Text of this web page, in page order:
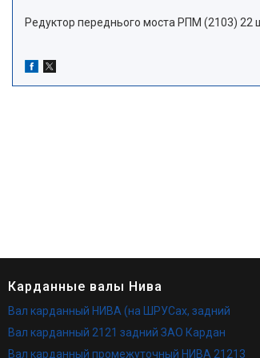
Редуктор переднього моста РПМ (2103) 22
Карданные валы Нива
Вал карданный НИВА (на ШРУСах, задний
Вал карданный 2121 задний ЗАО Кардан
Вал карданный промежуточный НИВА 21213